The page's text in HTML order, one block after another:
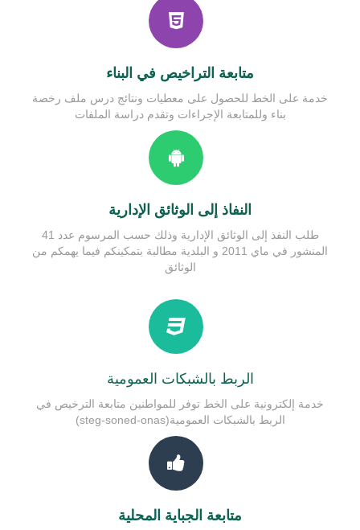
متابعة التراخيص في البناء
خدمة على الخط للحصول على معطيات ونتائج درس ملف رخصة
بناء وللمتابعة الإجراءات وتقدم دراسة الملفات
النفاذ إلى الوثائق الإدارية
طلب النفذ إلى الوثائق الإدارية وذلك حسب المرسوم عدد 41
المنشور في ماي 2011 و البلدية مطالبة بتمكينكم فيما يهمكم من
الوثائق
الربط بالشبكات العمومية
خدمة إلكترونية على الخط توفر للمواطنين متابعة الترخيص في
الربط بالشبكات العمومية(steg-soned-onas)
متابعة الجباية المحلية